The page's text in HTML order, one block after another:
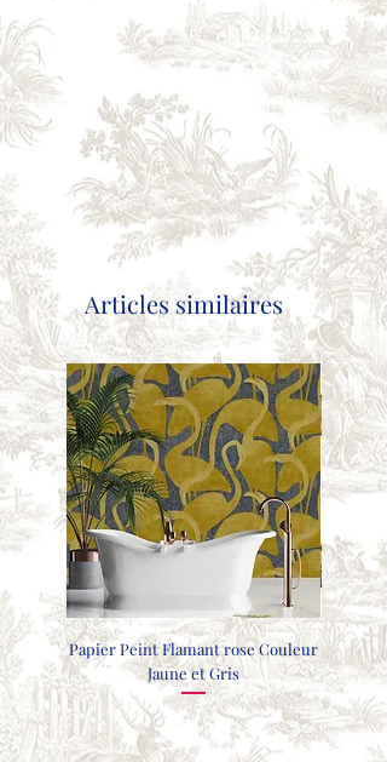
Articles similaires
Papier Peint Flamant rose Couleur
Jaune et Gris